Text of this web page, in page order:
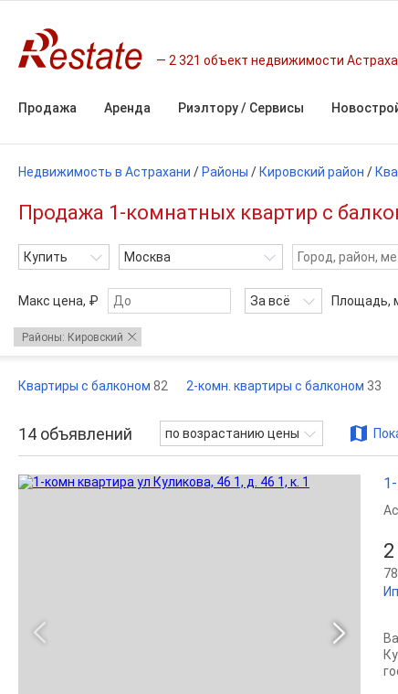
2 321 объект недвижимости
Продажа Аренда Риэлтору / Сервисы
Недвижимость в Астрахани / Районы / Кировский район /
Продажа 1-комнатных квартир с
Купить Москва
Макс цена, ₽ За всё Площадь,
Районы: Кировский
Квартиры с балконом 82 2-комн. квартиры с балконом 33
14 объявлений по возрастанию цены